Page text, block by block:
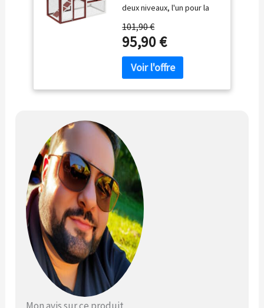
deux niveaux, l'un pour la
pour la zone d'activité,
offrant de la place pour
garder plus d'un lapin ou
animal similaire
CONSTRUCTION SOLIDE :
Enclos pour animaux
utilisation quotidienne.
L'échelle est incluse pour
un accès facile à la zone
supérieure et inférieure
FACILE D'ACCÈS : Entrée
facile avec ouverture par le
haut, portes avec loquet. Il
existe de nombreuses
façons d'accéder à votre
nouvelle villa pour lapin
ainsi que des fenêtres en
filet qui assurent une
NETTOYAGE FACILE : Avec
101,90 €
95,90 €